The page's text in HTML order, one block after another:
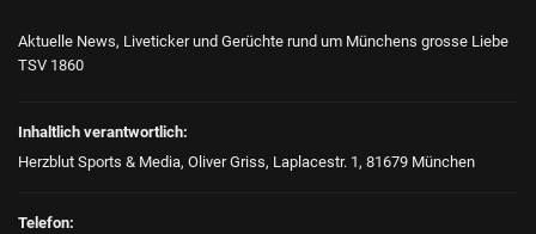
Aktuelle News, Liveticker und Gerüchte rund um Münchens grosse Liebe
TSV 1860
Inhaltlich verantwortlich:
Herzblut Sports & Media, Oliver Griss, Laplacestr. 1, 81679 München
Telefon: